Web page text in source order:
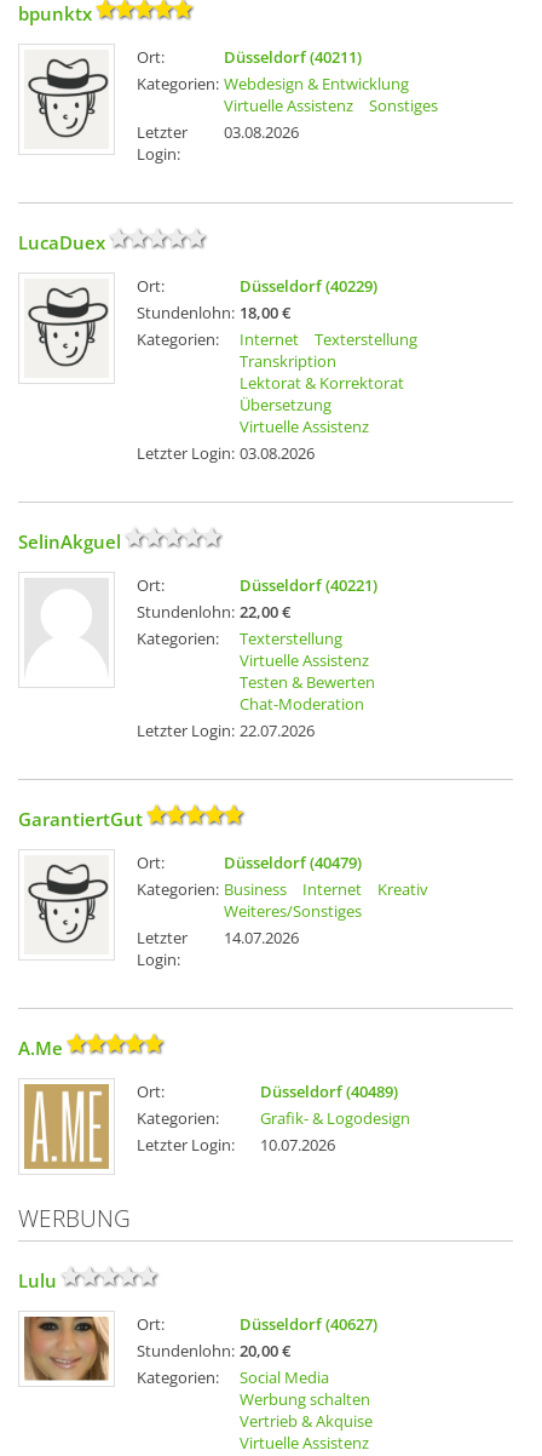
bpunktx
Ort:
Düsseldorf (40211)
Kategorien: Webdesign & Entwicklung
Virtuelle Assistenz
Sonstiges
Letzter
Login:
03.08.2026
LucaDuex
Ort:
Düsseldorf (40229)
Stundenlohn: 18,00 €
Kategorien:
Internet
Texterstellung
Transkription
Lektorat & Korrektorat
Übersetzung
Virtuelle Assistenz
Letzter Login: 03.08.2026
SelinAkguel
Ort:
Düsseldorf (40221)
Stundenlohn: 22,00 €
Kategorien:
Texterstellung
Virtuelle Assistenz
Testen & Bewerten
Chat-Moderation
Letzter Login: 22.07.2026
GarantiertGut
Ort:
Düsseldorf (40479)
Kategorien: Business Internet
Kreativ
Weiteres/Sonstiges
Letzter
Login:
14.07.2026
A.Me
Ort:
Düsseldorf (40489)
Kategorien:
Grafik- & Logodesign
Letzter Login:
10.07.2026
WERBUNG
Lulu
Ort:
Düsseldorf (40627)
Stundenlohn: 20,00 €
Kategorien:
Social Media
Werbung schalten
Vertrieb & Akquise
Virtuelle Assistenz